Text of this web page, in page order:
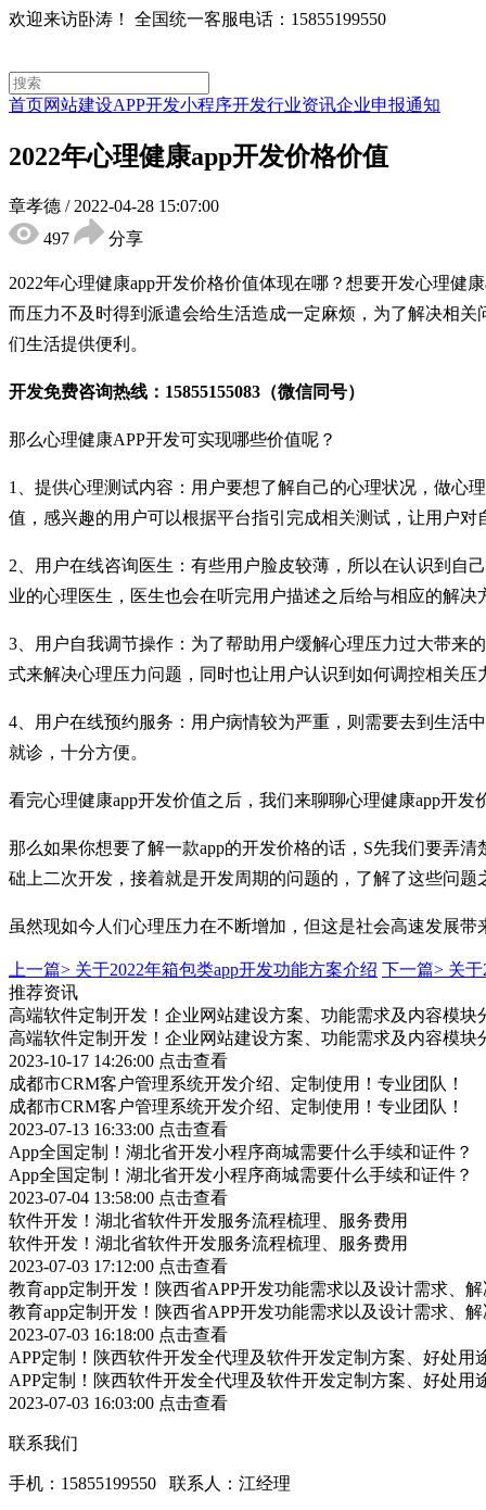
欢迎来访卧涛！ 全国统一客服电话：15855199550
首页网站建设APP开发小程序开发行业资讯企业申报通知
2022年心理健康app开发价格价值
章孝德 / 2022-04-28 15:07:00
497
分享
2022年心理健康app开发价格价值体现在哪？想要开发心理
而压力不及时得到派遣会给生活造成一定麻烦，为了解决相
们生活提供便利。
开发免费咨询热线：15855155083（微信同号）
那么心理健康APP开发可实现哪些价值呢？
1、提供心理测试内容：用户要想了解自己的心理状况，做心
值，感兴趣的用户可以根据平台指引完成相关测试，让用户
2、用户在线咨询医生：有些用户脸皮较薄，所以在认识到自
业的心理医生，医生也会在听完用户描述之后给与相应的解
3、用户自我调节操作：为了帮助用户缓解心理压力过大带来
式来解决心理压力问题，同时也让用户认识到如何调控相关压
4、用户在线预约服务：用户病情较为严重，则需要去到生活
就诊，十分方便。
看完心理健康app开发价值之后，我们来聊聊心理健康app开发
那么如果你想要了解一款app的开发价格的话，S先我们要弄
础上二次开发，接着就是开发周期的问题的，了解了这些问
虽然现如今人们心理压力在不断增加，但这是社会高速发展
上一篇> 关于2022年箱包类app开发功能方案介绍 下一篇> 关
推荐资讯
高端软件定制开发！企业网站建设方案、功能需求及内容模块
高端软件定制开发！企业网站建设方案、功能需求及内容模块
2023-10-17 14:26:00 点击查看
成都市CRM客户管理系统开发介绍、定制使用！专业团队！
成都市CRM客户管理系统开发介绍、定制使用！专业团队！
2023-07-13 16:33:00 点击查看
App全国定制！湖北省开发小程序商城需要什么手续和证件？
App全国定制！湖北省开发小程序商城需要什么手续和证件？
2023-07-04 13:58:00 点击查看
软件开发！湖北省软件开发服务流程梳理、服务费用
软件开发！湖北省软件开发服务流程梳理、服务费用
2023-07-03 17:12:00 点击查看
教育app定制开发！陕西省APP开发功能需求以及设计需求、
教育app定制开发！陕西省APP开发功能需求以及设计需求、
2023-07-03 16:18:00 点击查看
APP定制！陕西软件开发全代理及软件开发定制方案、好处用
APP定制！陕西软件开发全代理及软件开发定制方案、好处用
2023-07-03 16:03:00 点击查看
联系我们
手机：15855199550 联系人：江经理